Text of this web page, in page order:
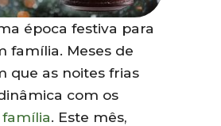
época festiva para
família. Meses de
que as noites frias
com os
família. Este mês,